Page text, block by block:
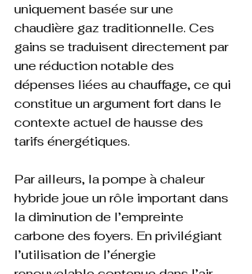
uniquement basée sur une
chaudière gaz traditionnelle. Ces
gains se traduisent directement par
une réduction notable des
dépenses liées au chauffage, ce qui
constitue un argument fort dans le
contexte actuel de hausse des
tarifs énergétiques.
Par ailleurs, la pompe à chaleur
hybride joue un rôle important dans
la diminution de l’empreinte
carbone des foyers. En privilégiant
l’utilisation de l’énergie